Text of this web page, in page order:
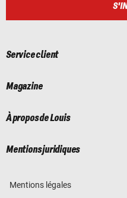
Service client
Magazine
À propos de Louis
Mentions juridiques
Mentions légales